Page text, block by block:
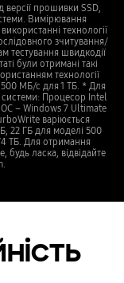
версії прошивки SSD,
Вимірювання
технології
зчитування/
тестування швидкодії
були отримані такі
технології
МБ/с для 1 ТБ. * Для
системи: Процесор Intel
ОС – Windows 7 Ultimate
варіюється
22 ГБ для моделі 500
4 ТБ. Для отримання
будь ласка, відвідайте